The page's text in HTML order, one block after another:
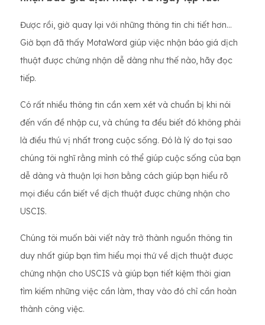
Được rồi, giờ quay lại với những thông tin chi tiết hơn...
Giờ bạn đã thấy MotaWord giúp việc nhận báo giá dịch
thuật được chứng nhận dễ dàng như thế nào, hãy đọc
tiếp.
Có rất nhiều thông tin cần xem xét và chuẩn bị khi nói
đến vấn đề nhập cư, và chúng ta đều biết đó không phải
là điều thú vị nhất trong cuộc sống. Đó là lý do tại sao
chúng tôi nghĩ rằng mình có thể giúp cuộc sống của bạn
dễ dàng và thuận lợi hơn bằng cách giúp bạn hiểu rõ
mọi điều cần biết về dịch thuật được chứng nhận cho
USCIS.
Chúng tôi muốn bài viết này trở thành nguồn thông tin
duy nhất giúp bạn tìm hiểu mọi thứ về dịch thuật được
chứng nhận cho USCIS và giúp bạn tiết kiệm thời gian
tìm kiếm những việc cần làm, thay vào đó chỉ cần hoàn
thành công việc.